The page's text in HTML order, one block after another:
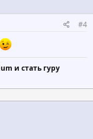
#4
и стать гуру